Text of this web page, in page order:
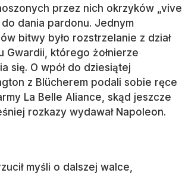
przez nich okrzyków „vive
do dania pardonu. Jednym
bitwy było rozstrzelanie z dział
Gwardii, którego żołnierze
się. O wpół do dziesiątej
z Blücherem podali sobie ręce
La Belle Aliance, skąd jeszcze
rozkazy wydawał Napoleon.
myśli o dalszej walce,